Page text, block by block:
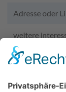
Adresse oder
weitere
um